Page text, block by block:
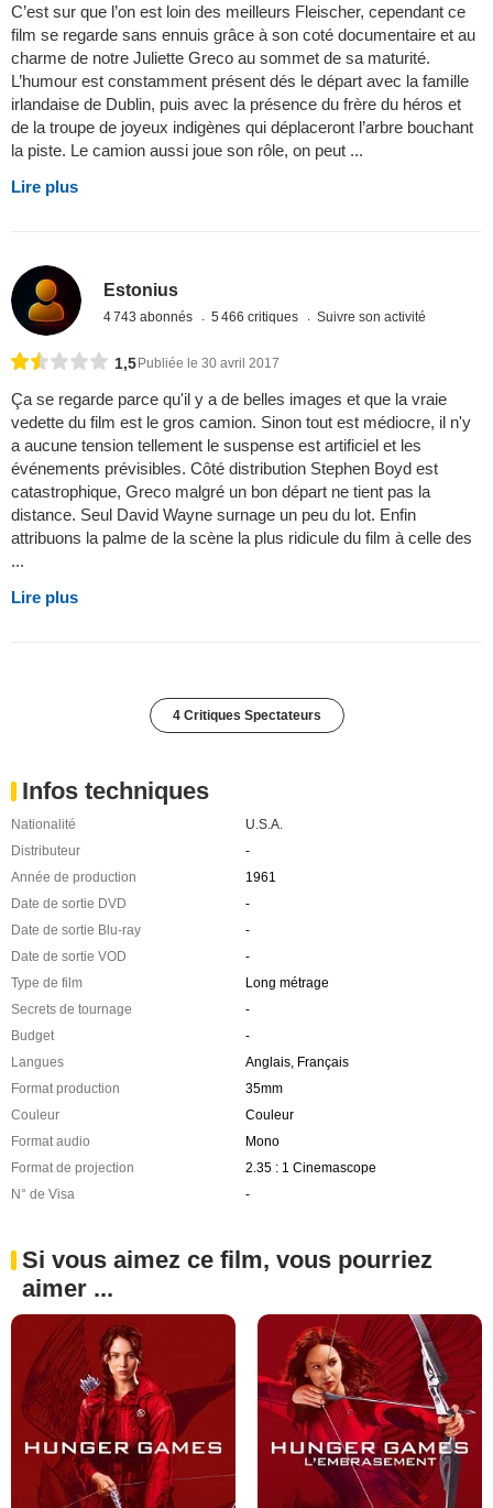
C’est sur que l’on est loin des meilleurs Fleischer, cependant ce
film se regarde sans ennuis grâce à son coté documentaire et au
charme de notre Juliette Greco au sommet de sa maturité.
L’humour est constamment présent dés le départ avec la famille
irlandaise de Dublin, puis avec la présence du frère du héros et
de la troupe de joyeux indigènes qui déplaceront l’arbre bouchant
la piste. Le camion aussi joue son rôle, on peut ...
Lire plus
Estonius
4 743 abonnés 5 466 critiques Suivre son activité
1,5 Publiée le 30 avril 2017
Ça se regarde parce qu'il y a de belles images et que la vraie
vedette du film est le gros camion. Sinon tout est médiocre, il n'y
a aucune tension tellement le suspense est artificiel et les
événements prévisibles. Côté distribution Stephen Boyd est
catastrophique, Greco malgré un bon départ ne tient pas la
distance. Seul David Wayne surnage un peu du lot. Enfin
attribuons la palme de la scène la plus ridicule du film à celle des
...
Lire plus
4 Critiques Spectateurs
Infos techniques
Nationalité
U.S.A.
Distributeur
-
Année de production
1961
Date de sortie DVD
-
Date de sortie Blu-ray
-
Date de sortie VOD
-
Type de film
Long métrage
Secrets de tournage
-
Budget
-
Langues
Anglais, Français
Format production
35mm
Couleur
Couleur
Format audio
Mono
Format de projection
2.35 : 1 Cinemascope
N° de Visa
-
Si vous aimez ce film, vous pourriez
aimer ...